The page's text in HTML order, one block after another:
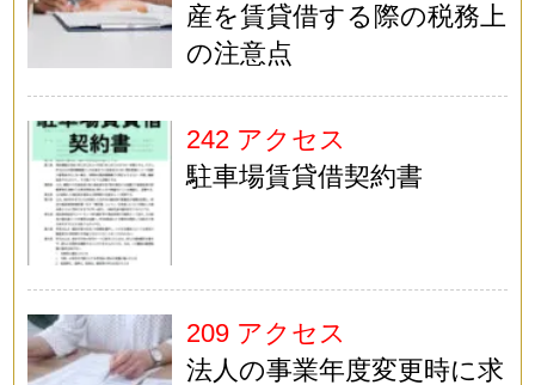
産を賃貸借する際の税務上
の注意点
242 アクセス
駐車場賃貸借契約書
209 アクセス
法人の事業年度変更時に求